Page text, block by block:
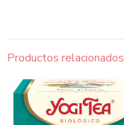
Productos relacionados